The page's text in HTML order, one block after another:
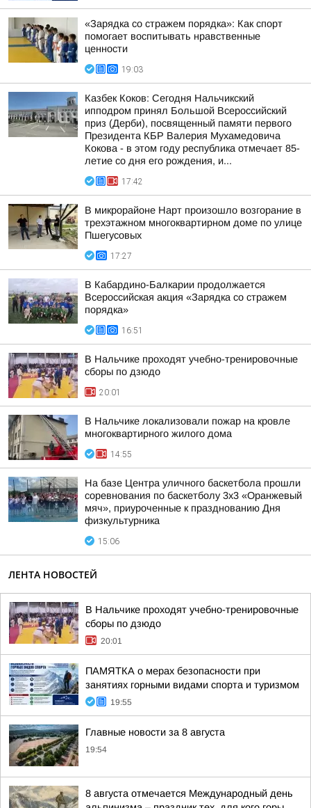
«Зарядка со стражем порядка»: Как спорт
помогает воспитывать нравственные
ценности
19:03
Казбек Коков: Сегодня Нальчикский
ипподром принял Большой Всероссийский
приз (Дерби), посвященный памяти первого
Президента КБР Валерия Мухамедовича
Кокова - в этом году республика отмечает 85-
летие со дня его рождения, и...
17:42
В микрорайоне Нарт произошло возгорание в
трехэтажном многоквартирном доме по улице
Пшегусовых
17:27
В Кабардино-Балкарии продолжается
Всероссийская акция «Зарядка со стражем
порядка»
16:51
В Нальчике проходят учебно-тренировочные
сборы по дзюдо
20:01
В Нальчике локализовали пожар на кровле
многоквартирного жилого дома
14:55
На базе Центра уличного баскетбола прошли
соревнования по баскетболу 3x3 «Оранжевый
мяч», приуроченные к празднованию Дня
физкультурника
15:06
ЛЕНТА НОВОСТЕЙ
В Нальчике проходят учебно-тренировочные
сборы по дзюдо
20:01
ПАМЯТКА о мерах безопасности при
занятиях горными видами спорта и туризмом
19:55
Главные новости за 8 августа
19:54
8 августа отмечается Международный день